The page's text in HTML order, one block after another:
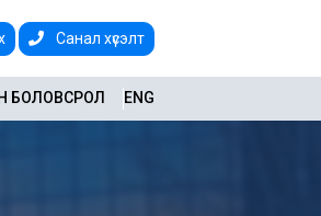
Санал хүсэлт
ENG
БОЛОВСРОЛ